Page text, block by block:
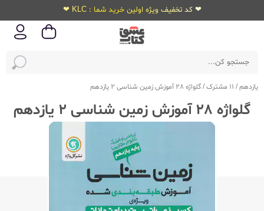
❤ کد تخفیف ویژه اولین خرید شما : KLC ❤
یازدهم/ 11 مشترک /گلواژه 28 آموزش زمین شناسی 2 یازدهم
گلواژه 28 آموزش زمین شناسی 2 یازدهم